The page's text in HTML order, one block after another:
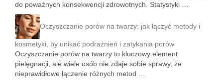
do poważnych konsekwencji zdrowotnych. Statystyki …
Oczyszczanie porów na twarzy: jak łączyć metody i
kosmetyki, by unikać podrażnień i zatykania porów
Oczyszczanie porów na twarzy to kluczowy element
pielęgnacji, ale wiele osób nie zdaje sobie sprawy, że
nieprawidłowe łączenie różnych metod …